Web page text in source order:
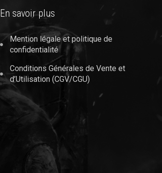
En savoir plus
Mention légale et politique de
confidentialité
Conditions Générales de Vente et
d’Utilisation (CGV/CGU)